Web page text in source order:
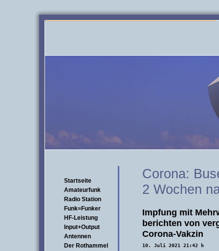
Startseite
Amateurfunk
Radio Station
Funk=Funker
HF-Leistung
Input+Output
Antennen
Der Rothammel
Corona:
2 Wochen
Impfung mit
berichten von
Corona-Vakzin
10. Juli 2021 21:42 h